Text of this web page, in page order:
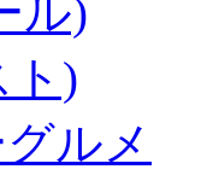
ル)
ト)
ルメ